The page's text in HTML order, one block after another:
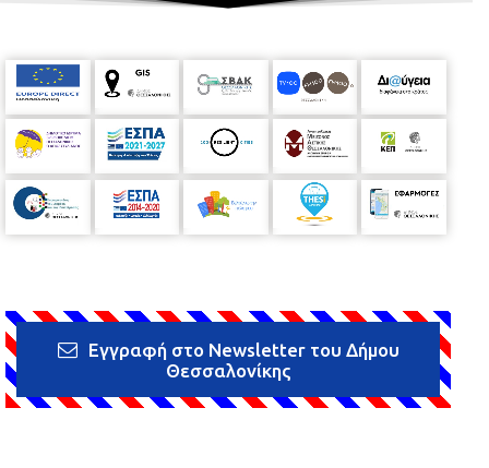
Εγγραφή στο Newsletter του Δήμου
Θεσσαλονίκης